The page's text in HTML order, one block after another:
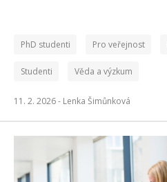
PhD studenti Pro veřejnost
Studenti Věda a výzkum
11. 2. 2026 - Lenka Šimůnková